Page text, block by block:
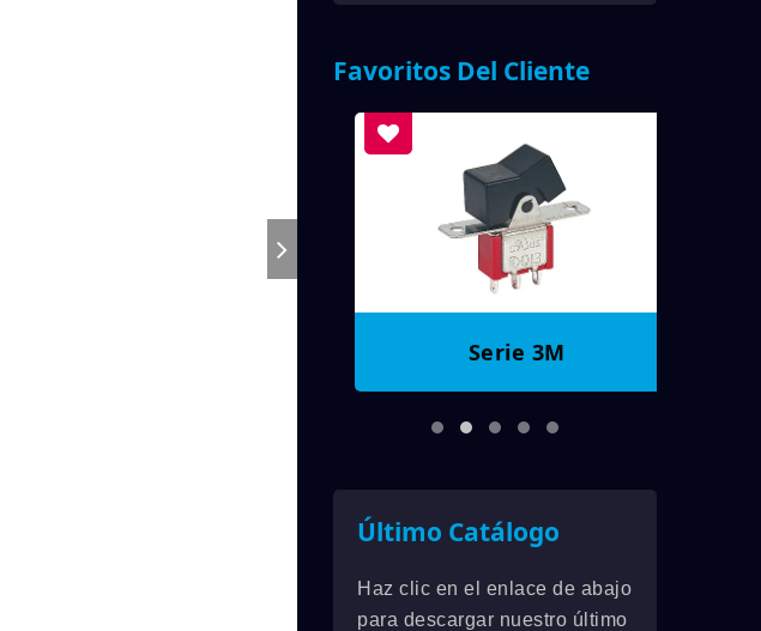
Favoritos Del Cliente
Serie 3M
Último Catálogo
Haz clic en el enlace de abajo
para descargar nuestro último